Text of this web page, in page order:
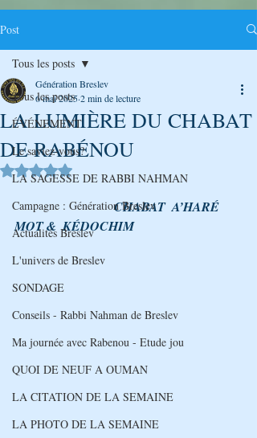
Post
Tous les posts
ÉVÉNEMENT
Le saviez-vous?
LA SAGESSE DE RABBI NAHMAN
Campagne : Génération Breslev
Actualités Breslev
L'univers de Breslev
SONDAGE
Conseils - Rabbi Nahman de Breslev
Ma journée avec Rabenou - Etude jou
QUOI DE NEUF A OUMAN
LA CITATION DE LA SEMAINE
LA PHOTO DE LA SEMAINE
Tous les posts
LA LUMIÈRE DU CHABAT
DE RABÉNOU
Génération Breslev
6 mai 20252 min de lecture
Noté NaN étoiles sur 5.
CHABAT  A’HARÉ
MOT &  KÉDOCHIM